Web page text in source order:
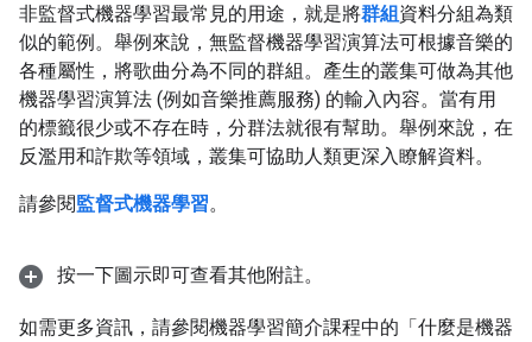
非監督式機器學習最常見的用途，就是將群組資料分組為類
似的範例。舉例來說，無監督機器學習演算法可根據音樂的
各種屬性，將歌曲分為不同的群組。產生的叢集可做為其他
機器學習演算法 (例如音樂推薦服務) 的輸入內容。當有用
的標籤很少或不存在時，分群法就很有幫助。舉例來說，在
反濫用和詐欺等領域，叢集可協助人類更深入瞭解資料。
請參閱監督式機器學習。
按一下圖示即可查看其他附註。
如需更多資訊，請參閱機器學習簡介課程中的「什麼是機器